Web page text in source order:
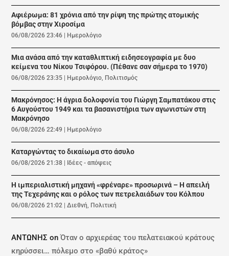
Αφιέρωμα: 81 χρόνια από την ρίψη της πρώτης ατομικής
βόμβας στην Χιροσίμα
06/08/2026 23:46 | Ημερολόγιο
Μια ανάσα από την καταθλιπτική ειδησεογραφία με δυο
κείμενα του Νίκου Τσιφόρου. (Πέθανε σαν σήμερα το 1970)
06/08/2026 23:35 | Ημερολόγιο Πολιτισμός
Μακρόνησος: Η άγρια δολοφονία του Γιώργη Σαμπατάκου στις
6 Αυγούστου 1949 και τα βασανιστήρια των αγωνιστών στη
Μακρόνησο
06/08/2026 22:49 | Ημερολόγιο
Καταργώντας το δικαίωμα στο άσυλο
06/08/2026 21:38 | Ιδέες - απόψεις
Η ιμπεριαλιστική μηχανή «φρέναρε» προσωρινά – Η απειλή
της Τεχεράνης και ο ρόλος των πετρελαιάδων του Κόλπου
06/08/2026 21:02 |Διεθνή Πολιτική
ΑΝΤΩΝΗΣ onΌταν ο αρχιερέας του πελατειακού κράτους
κηρύσσει… πόλεμο στο «βαθύ κράτος»